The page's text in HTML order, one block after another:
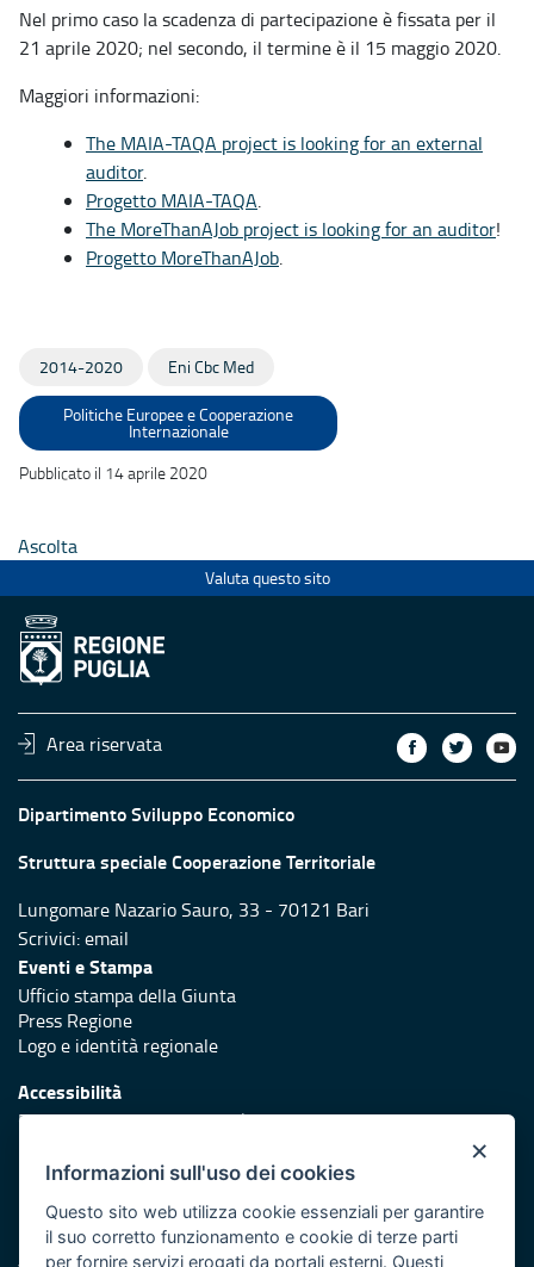
Nel primo caso la scadenza di partecipazione è fissata per il
21 aprile 2020; nel secondo, il termine è il 15 maggio 2020.
Maggiori informazioni:
The MAIA-TAQA project is looking for an external
auditor.
Progetto MAIA-TAQA.
The MoreThanAJob project is looking for an auditor!
Progetto MoreThanAJob.
2014-2020 Eni Cbc Med
Politiche Europee e Cooperazione
Internazionale
Pubblicato il 14 aprile 2020
Ascolta
Valuta questo sito
Area riservata
Dipartimento Sviluppo Economico
Struttura speciale Cooperazione Territoriale
Lungomare Nazario Sauro, 33 - 70121 Bari
Scrivici:email
Eventi e Stampa
Ufficio stampa della Giunta
Press Regione
Logo e identità regionale
Accessibilità
Dichiarazione di accessibilità
Redazione
Protezione civile
×
Informazioni sull'uso dei cookies
Questo sito web utilizza cookie essenziali per garantire
il suo corretto funzionamento e cookie di terze parti
per fornire servizi erogati da portali esterni. Questi